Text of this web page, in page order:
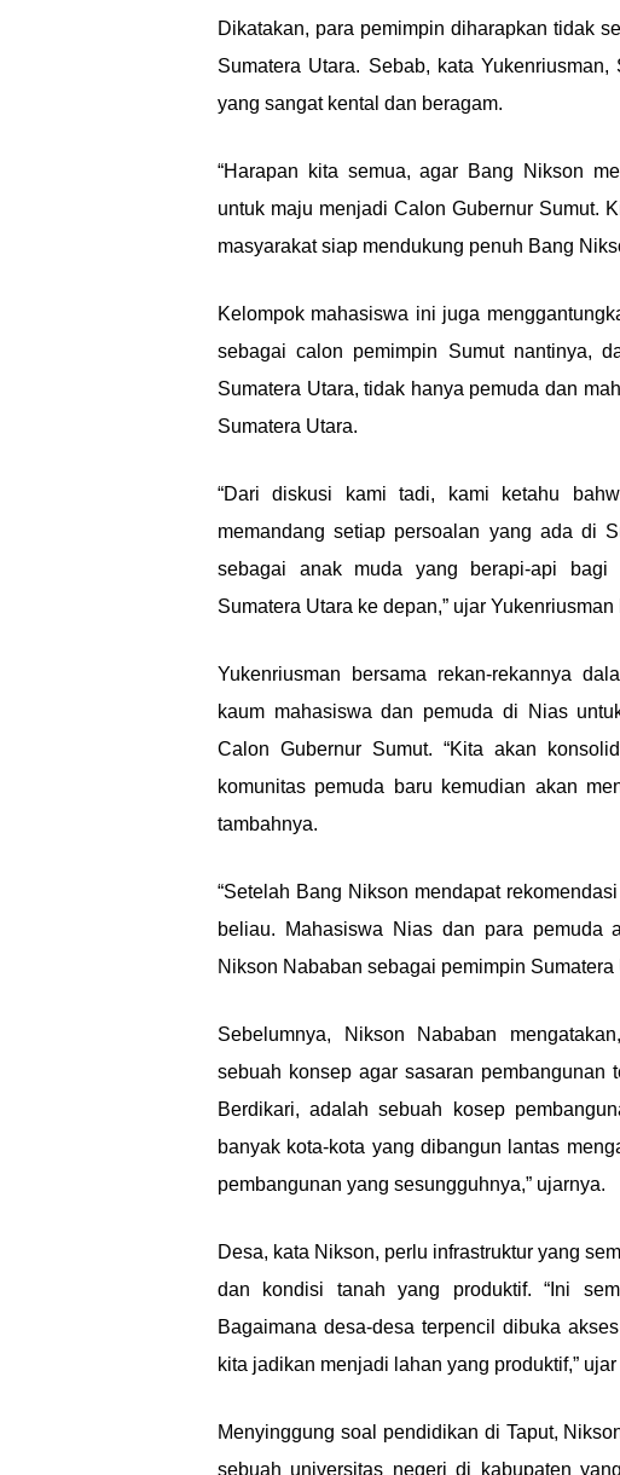
Dikatakan, para pemimpin diharapkan tidak
Sumatera Utara. Sebab, kata
yang sangat kental dan beragam.
“Harapan kita semua, agar Bang Nikson
untuk maju menjadi Calon Gubernur Sumut.
masyarakat siap mendukung penuh Bang
Kelompok mahasiswa ini juga
sebagai calon pemimpin Sumut nantinya,
Sumatera Utara, tidak hanya pemuda dan
Sumatera Utara.
“Dari diskusi kami tadi, kami ketahu
memandang setiap persoalan yang ada di
sebagai anak muda yang berapi-api bagi
Sumatera Utara ke depan,” ujar Yukenriusman
Yukenriusman bersama rekan-rekannya
kaum mahasiswa dan pemuda di Nias
Calon Gubernur Sumut. “Kita akan
komunitas pemuda baru kemudian akan
tambahnya.
“Setelah Bang Nikson mendapat
beliau. Mahasiswa Nias dan para pemuda
Nikson Nababan sebagai pemimpin Sumatera
Sebelumnya, Nikson Nababan
sebuah konsep agar sasaran pembangunan
Berdikari, adalah sebuah kosep
banyak kota-kota yang dibangun lantas
pembangunan yang sesungguhnya,” ujarnya.
Desa, kata Nikson, perlu infrastruktur yang
dan kondisi tanah yang produktif. “Ini
Bagaimana desa-desa terpencil dibuka
kita jadikan menjadi lahan yang produktif,”
Menyinggung soal pendidikan di Taput,
sebuah universitas negeri di kabupaten